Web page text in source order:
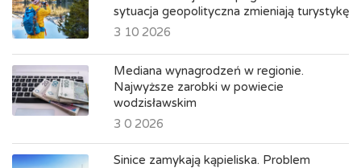
sytuacja geopolityczna zmieniają turystykę
3 10 2026
Mediana wynagrodzeń w regionie.
Najwyższe zarobki w powiecie
wodzisławskim
3 0 2026
Sinice zamykają kąpieliska. Problem